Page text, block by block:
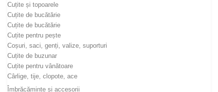
Cuțite și topoarele
Cuțite de bucătărie
Cuțite de bucătărie
Cuțite pentru pește
Coșuri, saci, genți, valize, suporturi
Cuțite de buzunar
Cuțite pentru vânătoare
Cârlige, tije, clopote, ace
Îmbrăcăminte și accesorii